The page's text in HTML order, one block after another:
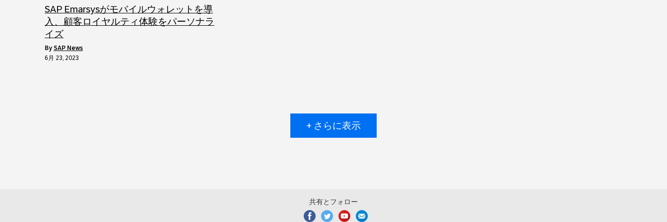
SAP Emarsysがモバイルウォレットを導
入、顧客ロイヤルティ体験をパーソナラ
イズ
by SAP News
6月 23, 2023
+ さらに表示
共有とフォロー